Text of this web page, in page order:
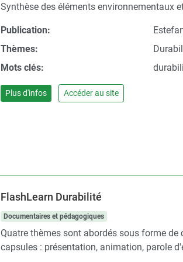
Synthèse des éléments environnementaux
Publication:
Thèmes:
Mots clés:
Plus d'infos Accéder au site
FlashLearn Durabilité
Documentaires et pédagogiques
Quatre thèmes sont abordés sous forme
capsules : présentation, animation, parole